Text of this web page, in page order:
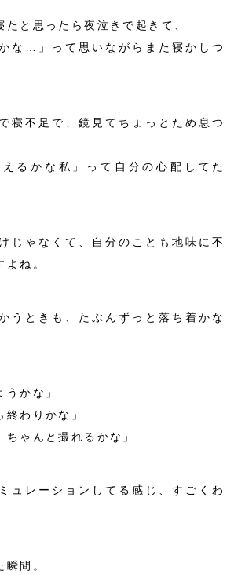
と思ったら夜泣きで起きて、
な…」って思いながらまた寝かしつ
寝不足で、鏡見てちょっとため息つ
えるかな私」って自分の心配してた
じゃなくて、自分のことも地味に不
ね。
うときも、たぶんずっと落ち着かな
うかな」
終わりかな」
ちゃんと撮れるかな」
ュレーションしてる感じ、すごくわ
間。